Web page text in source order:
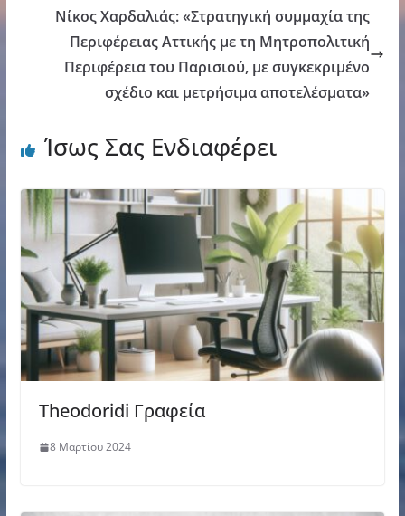
Νίκος Χαρδαλιάς: «Στρατηγική συμμαχία της
Περιφέρειας Αττικής με τη Μητροπολιτική
Περιφέρεια του Παρισιού, με συγκεκριμένο
σχέδιο και μετρήσιμα αποτελέσματα»
Ίσως Σας Ενδιαφέρει
Theodoridi Γραφεία
8 Μαρτίου 2024